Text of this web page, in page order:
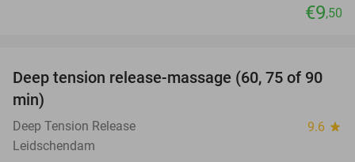
€9,50
49%
Deep tension release-massage (60, 75 of 90
min)
Deep Tension Release 9.6 star
Leidschendam